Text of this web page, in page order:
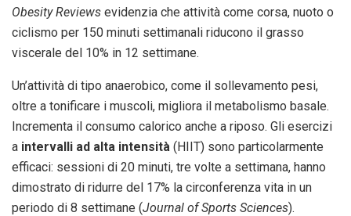
Obesity Reviews evidenzia che attività come corsa, nuoto o
ciclismo per 150 minuti settimanali riducono il grasso
viscerale del 10% in 12 settimane.
Un’attività di tipo anaerobico, come il sollevamento pesi,
oltre a tonificare i muscoli, migliora il metabolismo basale.
Incrementa il consumo calorico anche a riposo. Gli esercizi
a intervalli ad alta intensità (HIIT) sono particolarmente
efficaci: sessioni di 20 minuti, tre volte a settimana, hanno
dimostrato di ridurre del 17% la circonferenza vita in un
periodo di 8 settimane (Journal of Sports Sciences).